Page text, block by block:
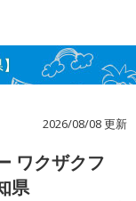
2026/08/08 更新
ワクザクフ
県